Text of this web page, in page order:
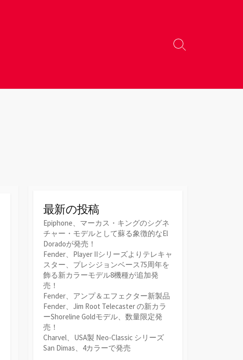
検
替
最新の投稿
Epiphone、マーカス・キングのシグネ
チャー・モデルとして蘇る象徴的なEl
Doradoが発売！
Fender、Player IIシリーズよりテレキャ
スター、プレシジョンベース75周年を
飾る新カラーモデル8機種が追加発
売！
Fender、アンプ＆エフェクター新製品
Fender、Jim Root Telecaster の新カラ
ーShoreline Goldモデル、数量限定発
売！
Charvel、USA製 Neo-Classic シリーズ
San Dimas、4カラーで発売